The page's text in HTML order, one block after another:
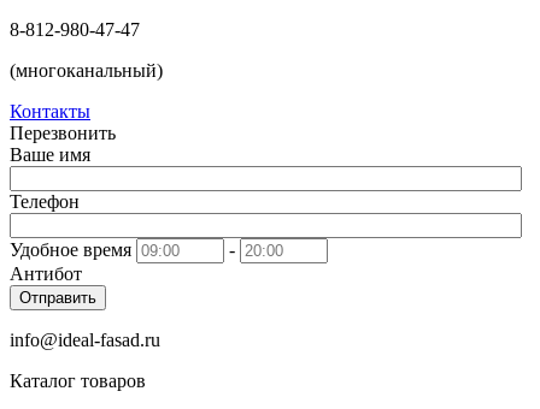
8-812-980-47-47
(многоканальный)
Контакты
Перезвонить
Ваше имя
Телефон
Удобное время
-
Антибот
Отправить
info@ideal-fasad.ru
Каталог товаров